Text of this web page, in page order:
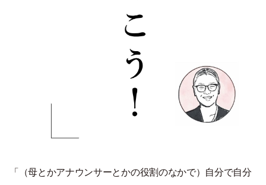
「（母とかアナウンサーとかの役割のなかで）自分で自分